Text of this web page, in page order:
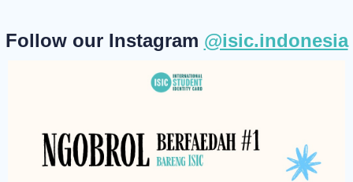
Follow our Instagram @isic.indonesia